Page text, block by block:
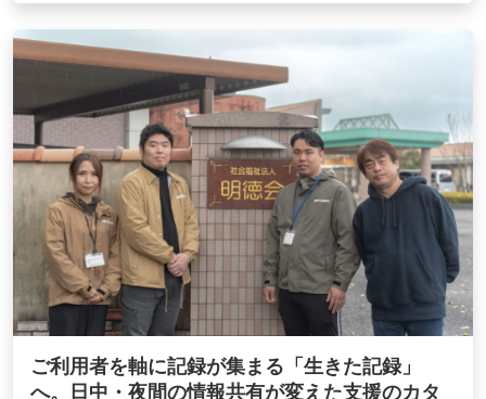
ご利用者を軸に記録が集まる「生きた記録」
へ。日中・夜間の情報共有が変えた支援のカタ